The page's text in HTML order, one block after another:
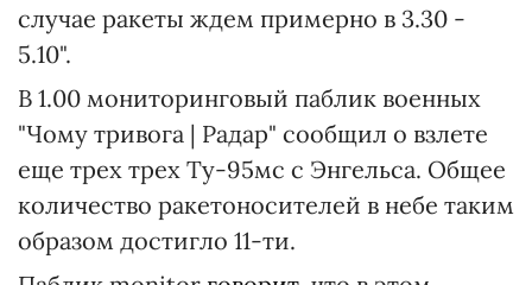
случае ракеты ждем примерно в 3.30 -
5.10".
В 1.00 мониторинговый паблик военных
"Чому тривога | Радар" сообщил о взлете
еще трех трех Ту-95мс с Энгельса. Общее
количество ракетоносителей в небе таким
образом достигло 11-ти.